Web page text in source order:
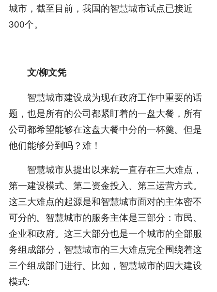
城市，截至目前，我国的智慧城市试点已接近
300个。
文/柳文凭
智慧城市建设成为现在政府工作中重要的话
题，也是所有的公司都紧盯着的一盘大餐，所有
公司都希望能够在这盘大餐中分的一杯羹。但是
他们能够分到吗？难！
智慧城市从提出以来就一直存在三大难点，
第一建设模式、第二资金投入、第三运营方式。
这三大难点的起源是和智慧城市面对的主体密不
可分的。智慧城市的服务主体是三部分：市民、
企业和政府。这三大部分也是一个城市的全部服
务组成部分，智慧城市的三大难点完全围绕着这
三个组成部门进行。比如，智慧城市的四大建设
模式: